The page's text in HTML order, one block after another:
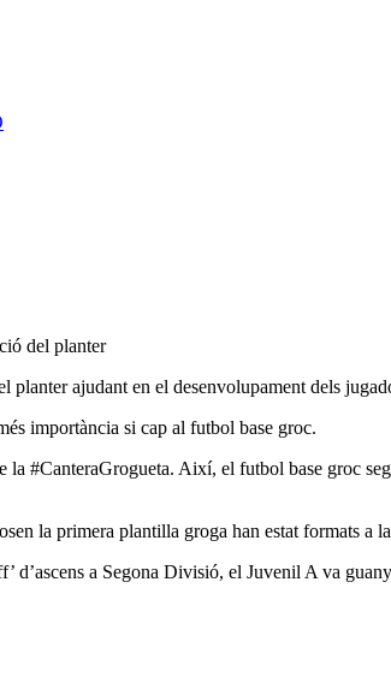
del planter
ajudant en el desenvolupament dels
importància si cap al futbol base groc.
#CanteraGrogueta. Així, el futbol base groc
la primera plantilla groga han estat formats a
a Segona Divisió, el Juvenil A va